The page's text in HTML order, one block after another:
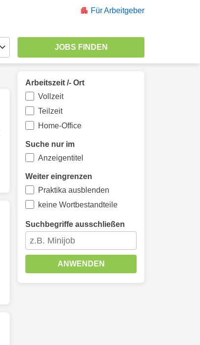
Für Arbeitgeber
Arbeitszeit /- Ort
Vollzeit
Teilzeit
Home-Office
Suche nur im
Anzeigentitel
Weiter eingrenzen
Praktika ausblenden
keine Wortbestandteile
Suchbegriffe ausschließen
ANWENDEN